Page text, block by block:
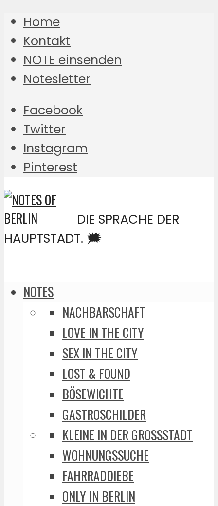
Home
Kontakt
NOTE einsenden
Notesletter
Facebook
Twitter
Instagram
Pinterest
DIE SPRACHE DER
HAUPTSTADT. 🗯️
NOTES
NACHBARSCHAFT
LOVE IN THE CITY
SEX IN THE CITY
LOST & FOUND
BÖSEWICHTE
GASTROSCHILDER
KLEINE IN DER GROSSSTADT
WOHNUNGSSUCHE
FAHRRADDIEBE
ONLY IN BERLIN